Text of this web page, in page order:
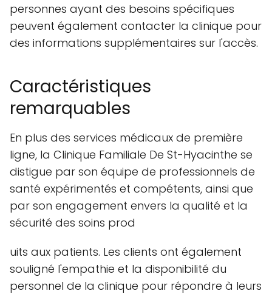
personnes ayant des besoins spécifiques
peuvent également contacter la clinique pour
des informations supplémentaires sur l'accès.
Caractéristiques
remarquables
En plus des services médicaux de première
ligne, la Clinique Familiale De St-Hyacinthe se
distigue par son équipe de professionnels de
santé expérimentés et compétents, ainsi que
par son engagement envers la qualité et la
sécurité des soins prod
uits aux patients. Les clients ont également
souligné l'empathie et la disponibilité du
personnel de la clinique pour répondre à leurs